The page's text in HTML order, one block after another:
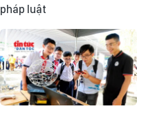
pháp luật